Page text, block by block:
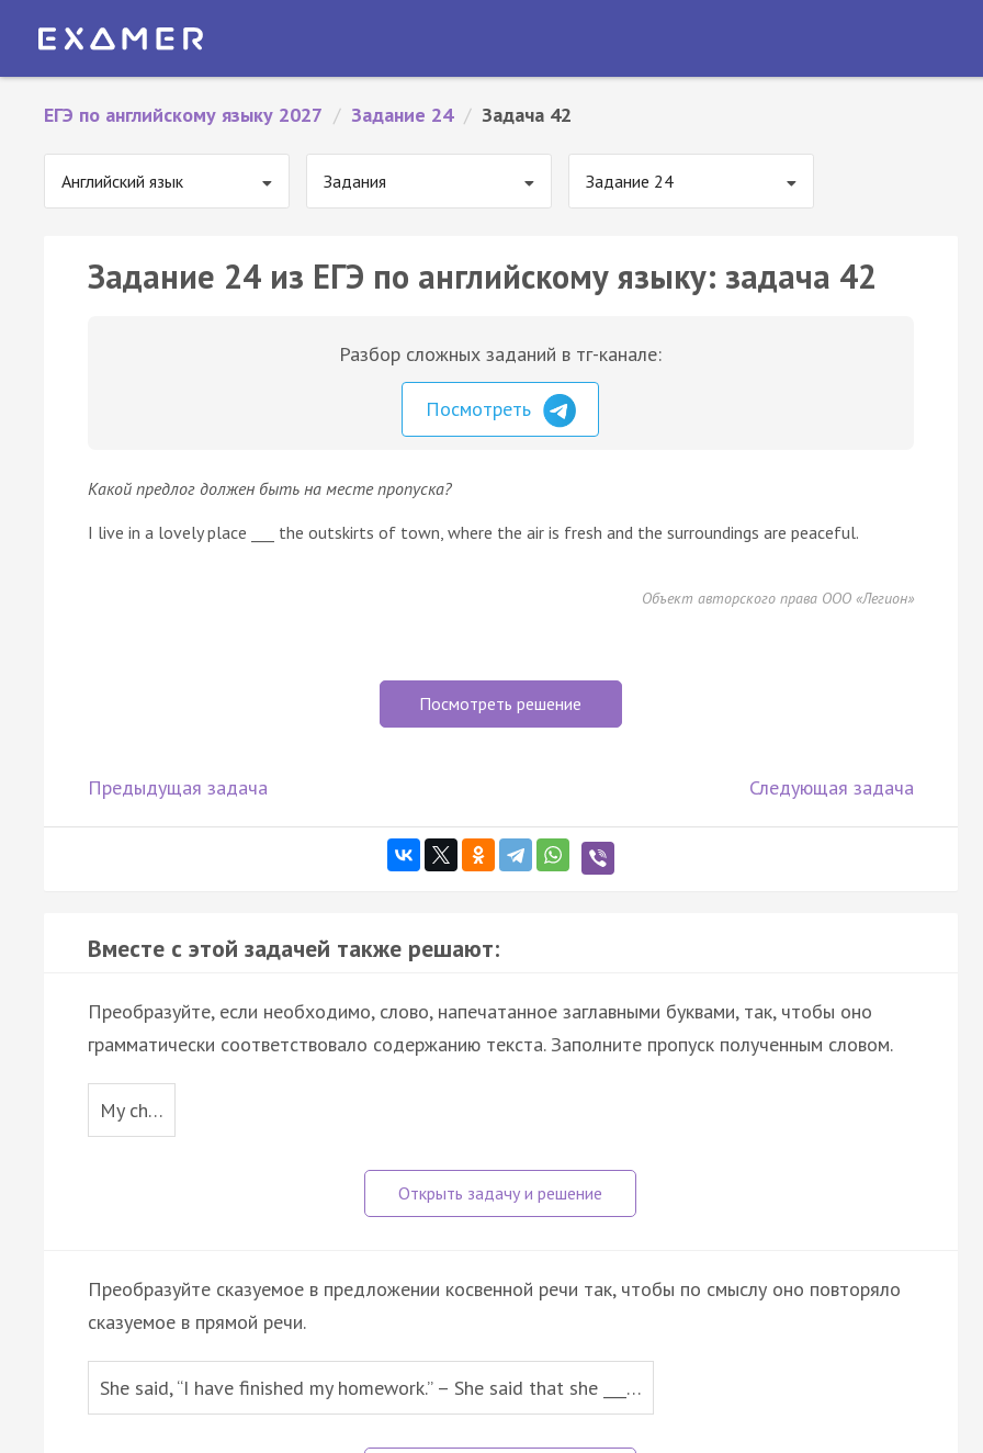
ЕГЭ по английскому языку 2027 / Задание 24 / Задача 42
Английский язык Задания Задание 24
Задание 24 из ЕГЭ по английскому языку: задача 42
Разбор сложных заданий в тг-канале:
Посмотреть
Какой предлог должен быть на месте пропуска?
I live in a lovely place ___ the outskirts of town, where the air is fresh and the surroundings are peaceful.
Объект авторского права ООО «Легион»
Посмотреть решение
Предыдущая задача Следующая задача
Вместе с этой задачей также решают:
Преобразуйте, если необходимо, слово, напечатанное заглавными буквами, так, чтобы оно
грамматически соответствовало содержанию текста. Заполните пропуск полученным словом.
My ch…
Преобразуйте сказуемое в предложении косвенной речи так, чтобы по смыслу оно повторяло
сказуемое в прямой речи.
She said, “I have finished my homework.” – She said that she ___…